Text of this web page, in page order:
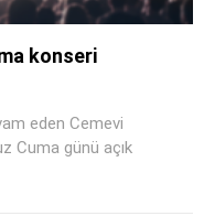
konseri
eden Cemevi
Cuma günü açık